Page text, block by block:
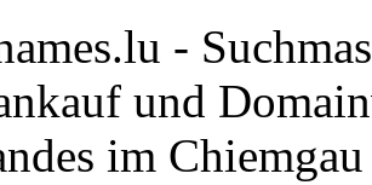
-
und
im